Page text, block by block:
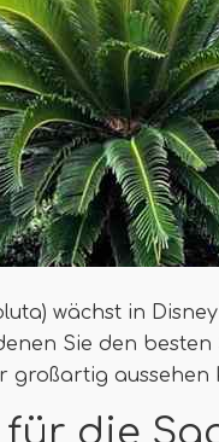
wächst in
Sie den
großartig aussehen
die